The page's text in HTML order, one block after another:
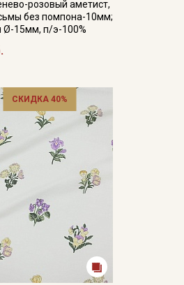
розовый аметист,
без помпона-10мм;
Ø-15мм, п/э-100%
СКИДКА 40%